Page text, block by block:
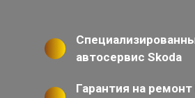
автосервис Skoda
Гарантия на